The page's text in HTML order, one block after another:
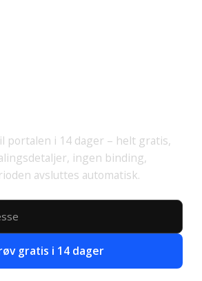
for praktisk opplæring
portalen i 14 dager – helt gratis,
ingen binding,
avsluttes automatisk.
gratis i 14 dager